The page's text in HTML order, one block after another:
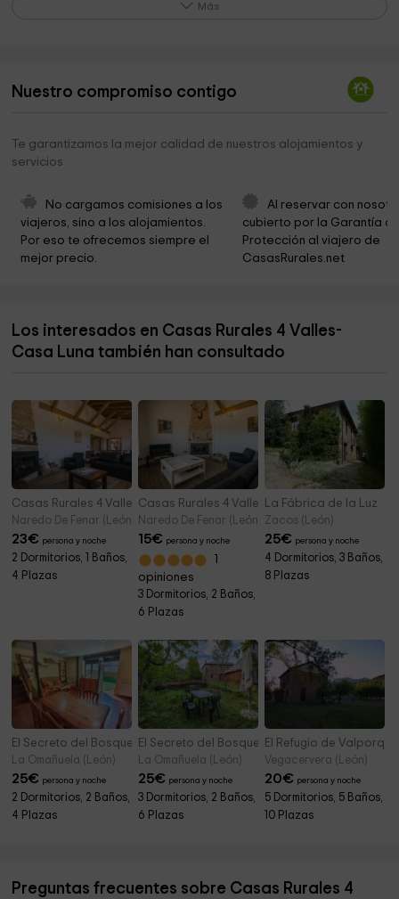
Iglesia de Santa Engracia de Coladilla 6,5 km
Cueva de Valporquero
Parroquia de Nuestra Señora de la Asunción de
Valporquero de Torío
9,4 km
Parroquia de Felmín 10,0 km
Más
Nuestro compromiso contigo
Te garantizamos la mejor calidad de nuestros alojamientos y
servicios
No cargamos comisiones a los
viajeros, sino a los alojamientos.
Por eso te ofrecemos siempre el
mejor precio.
Al reservar con
cubierto por la Garantía
Protección al viajero de
CasasRurales.net
Los interesados en Casas Rurales 4 Valles-
Casa Luna también han consultado
Casas Rurales 4 Valles- Casa Omaña
Naredo De Fenar (León)
23€ persona y noche
2 Dormitorios, 1 Baños,
4 Plazas
Casas Rurales 4 Valles- Casa Laciana
Naredo De Fenar (León)
15€ persona y noche
opiniones
3 Dormitorios, 2 Baños,
6 Plazas
La Fábrica de la Luz
Zacos (León)
25€ persona y noche
4 Dormitorios, 3 Baños,
8 Plazas
El Secreto del Bosque I
La Omañuela (León)
25€ persona y noche
2 Dormitorios, 2 Baños,
4 Plazas
El Secreto del Bosque II
La Omañuela (León)
25€ persona y noche
3 Dormitorios, 2 Baños,
6 Plazas
El Refugio de
Vegacervera (León)
20€ persona y noche
5 Dormitorios, 5 Baños,
10 Plazas
Preguntas frecuentes sobre Casas Rurales 4